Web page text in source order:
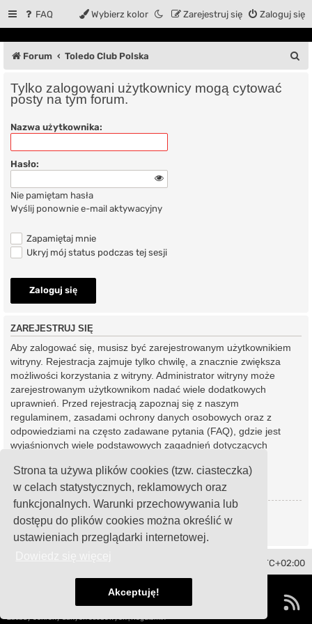
Strona ta używa plików cookies (tzw. ciasteczka)
w celach statystycznych, reklamowych oraz
funkcjonalnych. Warunki przechowywania lub
dostępu do plików cookies można określić w
ustawieniach przeglądarki internetowej.
Akceptuję!
FAQ Zaloguj się
Zarejestruj się
Wybierz kolor
Forum Toledo Club Polska
Tylko zalogowani użytkownicy mogą cytować
posty na tym forum.
Nazwa użytkownika:
Hasło:
Nie pamiętam hasła
Wyślij ponownie e-mail aktywacyjny
Zapamiętaj mnie
Ukryj mój status podczas tej sesji
ZAREJESTRUJ SIĘ
Aby zalogować się, musisz być zarejestrowanym użytkownikiem
witryny. Rejestracja zajmuje tylko chwilę, a znacznie zwiększa
możliwości korzystania z witryny. Administrator witryny może
zarejestrowanym użytkownikom nadać wiele dodatkowych
uprawnień. Przed rejestracją zapoznaj się z naszym
regulaminem, zasadami ochrony danych osobowych oraz z
odpowiedziami na często zadawane pytania (FAQ), gdzie jest
wyjaśnionych wiele podstawowych zagadnień dotyczących
Regulamin|Zasady ochrony danych osobowych
Zarejestruj się
UTC+02:00
Polski pakiet językowy dostarczaphpBB.pl
cabot
Zasady ochrony danych osobowych|Regulamin